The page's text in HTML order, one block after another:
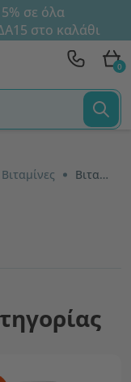
σε όλα
στο καλάθι
0
Βιταμίνες Βιταμίνη B